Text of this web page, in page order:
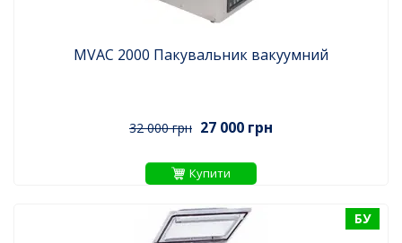
MVAC 2000 Пакувальник вакуумний
32 000 грн 27 000 грн
Купити
БУ